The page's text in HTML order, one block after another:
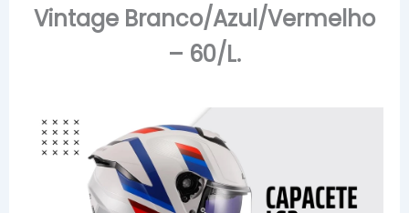
Vintage Branco/Azul/Vermelho
– 60/L.